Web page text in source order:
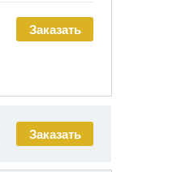
Заказать
Заказать